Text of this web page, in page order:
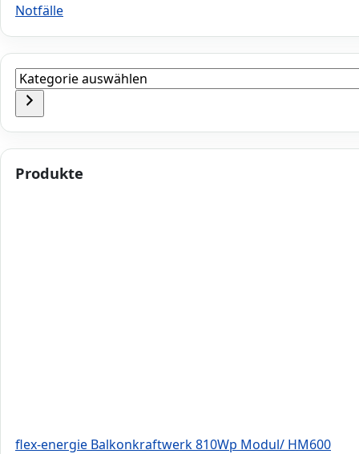
Notfälle
Kategorie
auswählen
Produkte
flex-energie Balkonkraftwerk 810Wp Modul/ HM600